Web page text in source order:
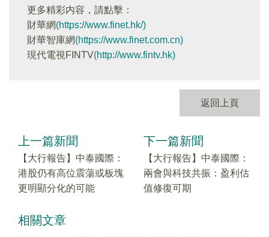
更多精彩内容，請點擊：
財華網(https://www.finet.hk/)
財華智庫網(https://www.finet.com.cn)
現代電視FINTV(http://www.fintv.hk)
返回上頁
上一篇新聞
【大行報告】中泰國際：
港股仍有高位震蕩或板塊
更明顯分化的可能
下一篇新聞
【大行報告】中泰國際：
兩會與科技共振：盈利估
值修復可期
相關文章